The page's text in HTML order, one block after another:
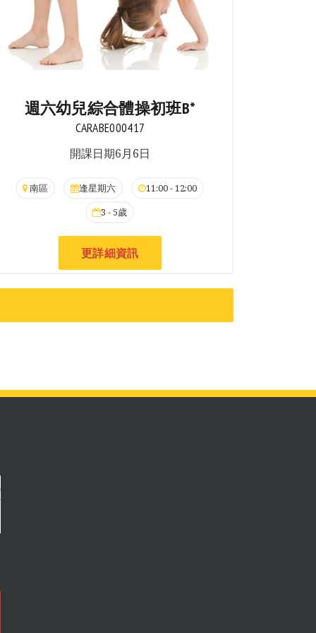
週六幼兒綜合體操初班B*
CARABE000417
開課日期6月6日
南區 逢星期六
11:00 - 12:00
3 - 5歲
更詳細資訊